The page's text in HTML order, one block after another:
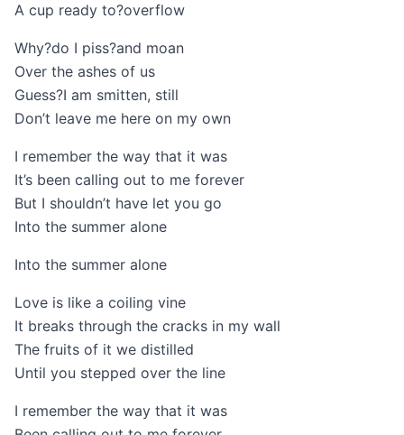
A cup ready to?overflow
Why?do I piss?and moan
Over the ashes of us
Guess?I am smitten, still
Don’t leave me here on my own
I remember the way that it was
It’s been calling out to me forever
But I shouldn’t have let you go
Into the summer alone
Into the summer alone
Love is like a coiling vine
It breaks through the cracks in my wall
The fruits of it we distilled
Until you stepped over the line
I remember the way that it was